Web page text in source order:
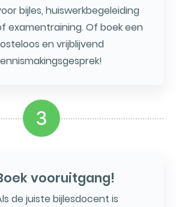
bijles, huiswerkbegeleiding
examentraining. Of boek een
en vrijblijvend
3
vooruitgang!
de juiste bijlesdocent is